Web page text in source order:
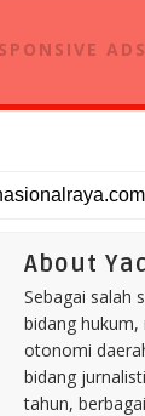
About
Sebagai salah
bidang
otonomi
bidang
tahun,